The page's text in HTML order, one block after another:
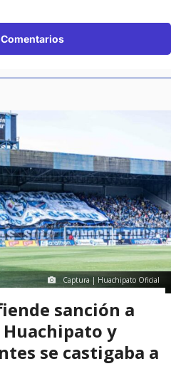
Captura | Huachipato Oficial
sanción a
Huachipato y
se castigaba a